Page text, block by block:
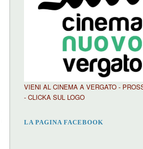
VIENI AL CINEMA A VERGATO -
- CLICKA SUL LOGO
LA PAGINA FACEBOOK